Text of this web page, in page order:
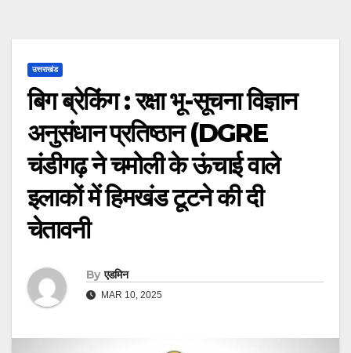
उत्तराखंड
बिग ब्रेकिंग : रक्षा भू-सूचना विज्ञान
अनुसंधान प्रतिष्ठान (DGRE
चंडीगढ़ ने चमोली के ऊंचाई वाले
इलाकों में हिमखंड टूटने की दी
चेतावनी
By एडमिन
MAR 10, 2025